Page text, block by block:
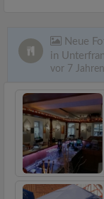
Neue
in
vor 7 Jahren